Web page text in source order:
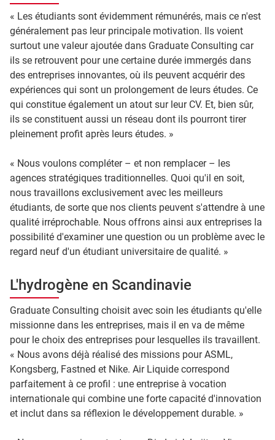
« Les étudiants sont évidemment rémunérés, mais ce n'est
généralement pas leur principale motivation. Ils voient
surtout une valeur ajoutée dans Graduate Consulting car
ils se retrouvent pour une certaine durée immergés dans
des entreprises innovantes, où ils peuvent acquérir des
expériences qui sont un prolongement de leurs études. Ce
qui constitue également un atout sur leur CV. Et, bien sûr,
ils se constituent aussi un réseau dont ils pourront tirer
pleinement profit après leurs études. »
« Nous voulons compléter – et non remplacer – les
agences stratégiques traditionnelles. Quoi qu'il en soit,
nous travaillons exclusivement avec les meilleurs
étudiants, de sorte que nos clients peuvent s'attendre à une
qualité irréprochable. Nous offrons ainsi aux entreprises la
possibilité d'examiner une question ou un problème avec le
regard neuf d'un étudiant universitaire de qualité. »
L'hydrogène en Scandinavie
Graduate Consulting choisit avec soin les étudiants qu'elle
missionne dans les entreprises, mais il en va de même
pour le choix des entreprises pour lesquelles ils travaillent.
« Nous avons déjà réalisé des missions pour ASML,
Kongsberg, Fastned et Nike. Air Liquide correspond
parfaitement à ce profil : une entreprise à vocation
internationale qui combine une forte capacité d'innovation
et inclut dans sa réflexion le développement durable. »